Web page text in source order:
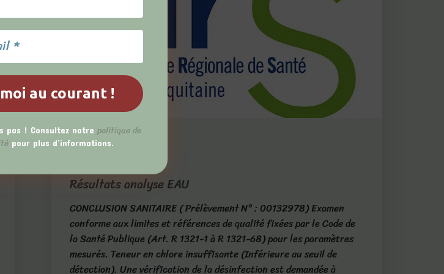
La mairie
Résultats analyse EAU
CONCLUSION SANITAIRE ( Prélèvement N° : 00132978) Examen
conforme aux limites et références de qualité fixées par le Code de
la Santé Publique (Art. R 1321-1 à R 1321-68) pour les paramètres
mesurés. Teneur en chlore insuffisante (Inférieure au seuil de
détection). Une vérification de la désinfection est demandée à
pas ! Consultez notre politique de
pour plus d’informations.